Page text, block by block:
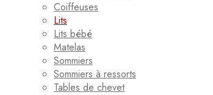
Coiffeuses
Lits
Lits bébé
Matelas
Sommiers
Sommiers à ressorts
Tables de chevet